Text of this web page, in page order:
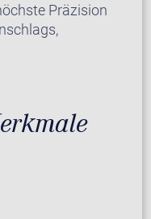
Präzision